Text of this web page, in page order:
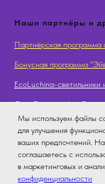
Наши партнёры и
Партнёрская программа
Бонусная программа
EcoLuchina-светильники
Суть Дерева - Арт
Мы используем файлы
для улучшения
ваших предпочтений.
соглашаетесь с
в маркетинговых и
конфиденциальности